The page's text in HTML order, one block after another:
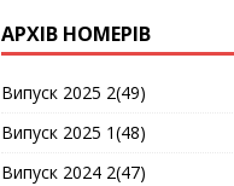
АРХІВ НОМЕРІВ
Випуск 2025 2(49)
Випуск 2025 1(48)
Випуск 2024 2(47)